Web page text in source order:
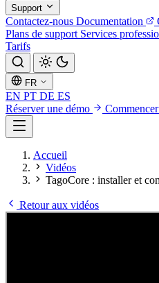
Support
Contactez-nous Documentation
Plans de support Services
Tarifs
FR
EN PT DE ES
Réserver une démo
Commencer
Accueil
Vidéos
TagoCore : installer et
Retour aux vidéos